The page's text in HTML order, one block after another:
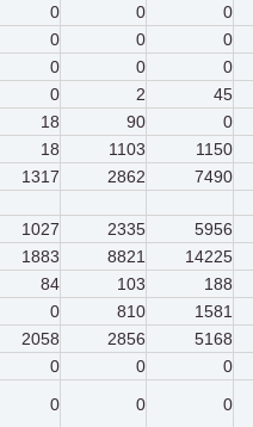
0 0 0
0 0 0
0 0 0
0 2 45
18 90 0
18 1103 1150
1317 2862 7490
1027 2335 5956
1883 8821 14225
84 103 188
0 810 1581
2058 2856 5168
0 0 0
0 0 0